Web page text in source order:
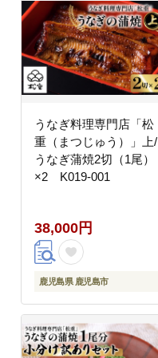
うなぎ料理専門店「松
重（まつじゅう）」上/
うなぎ蒲焼2切（1尾）
×2 K019-001
38,000円
鹿児島県 鹿児島市